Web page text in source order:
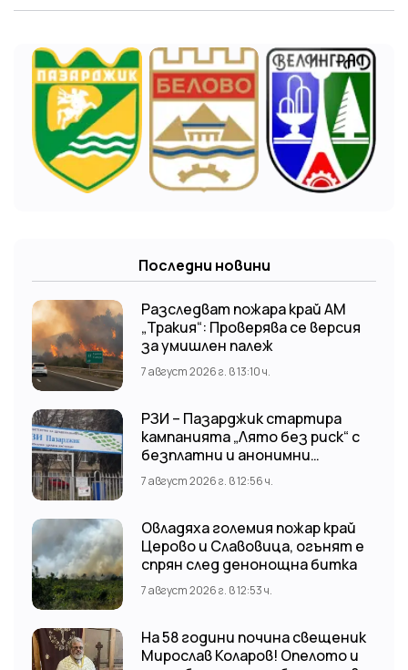
Последни новини
Разследват пожара край АМ
„Тракия“: Проверява се версия
за умишлен палеж
7 август 2026 г. в 13:10 ч.
РЗИ – Пазарджик стартира
кампанията „Лято без риск“ с
безплатни и анонимни
изследвания за ХИВ
7 август 2026 г. в 12:56 ч.
Овладяха големия пожар край
Церово и Славовица, огънят е
спрян след денонощна битка
7 август 2026 г. в 12:53 ч.
На 58 години почина свещеник
Мирослав Коларов! Опелото и